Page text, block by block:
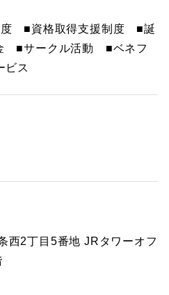
■資格取得支援制度 ■誕
■サークル活動 ■ベネフ
ビス
西2丁目5番地 JRタワーオフ